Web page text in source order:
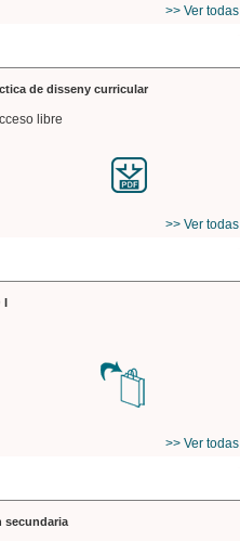
>> Ver todas
de disseny curricular
libre
>> Ver todas
I
>> Ver todas
secundaria